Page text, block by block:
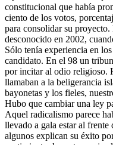
constitucional que había
ciento de los votos,
para consolidar su
desconocido en 2002,
Sólo tenía experiencia en
candidato. En el 98 un
por incitar al odio religioso.
llamaban a la beligerancia
bayonetas y los fieles,
Hubo que cambiar una ley
Aquel radicalismo parece
llevado a gala estar al
algunos explican su éxito